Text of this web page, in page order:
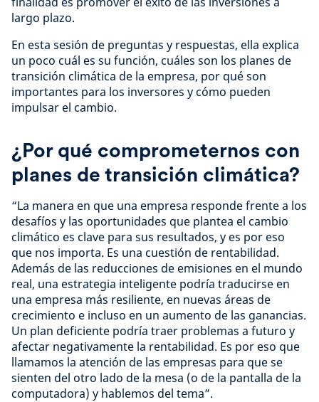
largo plazo.
En esta sesión de preguntas y respuestas, ella explica
un poco cuál es su función, cuáles son los planes de
transición climática de la empresa, por qué son
importantes para los inversores y cómo pueden
impulsar el cambio.
¿Por qué comprometernos con
planes de transición climática?
“La manera en que una empresa responde frente a los
desafíos y las oportunidades que plantea el cambio
climático es clave para sus resultados, y es por eso
que nos importa. Es una cuestión de rentabilidad.
Además de las reducciones de emisiones en el mundo
real, una estrategia inteligente podría traducirse en
una empresa más resiliente, en nuevas áreas de
crecimiento e incluso en un aumento de las ganancias.
Un plan deficiente podría traer problemas a futuro y
afectar negativamente la rentabilidad. Es por eso que
llamamos la atención de las empresas para que se
sienten del otro lado de la mesa (o de la pantalla de la
computadora) y hablemos del tema”.